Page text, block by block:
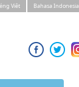
Viêt Bahasa Indonesia